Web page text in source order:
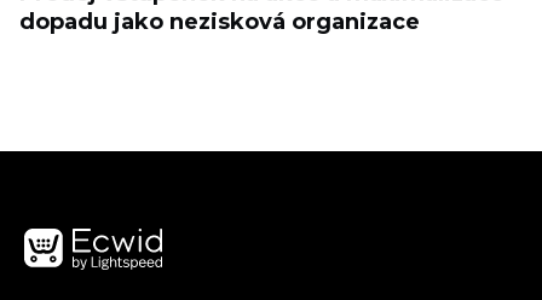
dopadu jako nezisková organizace